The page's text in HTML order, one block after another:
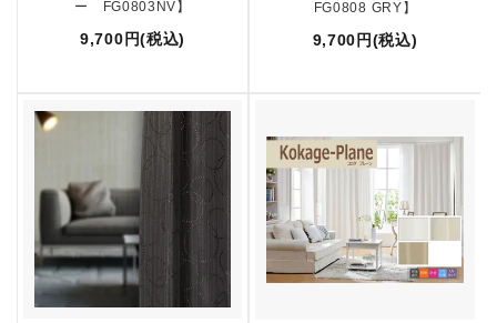
ー FG0803NV】
9,700円(税込)
FG0808 GRY】
9,700円(税込)